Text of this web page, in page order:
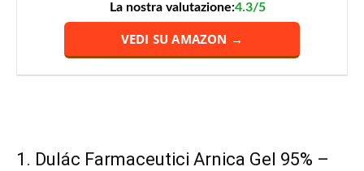
La nostra valutazione:4.3/5
VEDI SU AMAZON →
1. Dulác Farmaceutici Arnica Gel 95% –